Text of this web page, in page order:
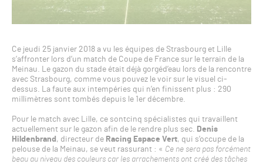
Ce jeudi 25 janvier 2018 a vu les équipes de Strasbourg et Lille
s’affronter lors d’un match de Coupe de France sur le terrain de la
Meinau. Le gazon du stade était déjà gorgéd’eau lors de la rencontre
avec Strasbourg, comme vous pouvez le voir sur le visuel ci-
dessus. La faute aux intempéries qui n’en finissent plus : 290
millimètres sont tombés depuis le 1er décembre.
Pour le match avec Lille, ce sontcinq spécialistes qui travaillent
actuellement sur le gazon afin de le rendre plus sec. Denis
Hildenbrand , directeur de Racing Espace Vert, qui s’occupe de la
pelouse de la Meinau, se veut rassurant : « Ce ne sera pas forcément
beau au niveau des couleurs car les arrachements ont créé des tâches